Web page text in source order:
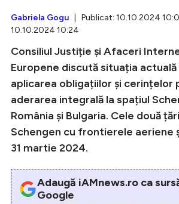
Gabriela Gogu | Publicat: 10.10.2024
10.10.2024 10:24
Consiliul Justiție și Afaceri
Europene discută situația
aplicarea obligațiilor și cerințelor
aderarea integrală la spațiul
România și Bulgaria. Cele două
Schengen cu frontierele aeriene
31 martie 2024.
Adaugă iAMnews.ro ca
Google